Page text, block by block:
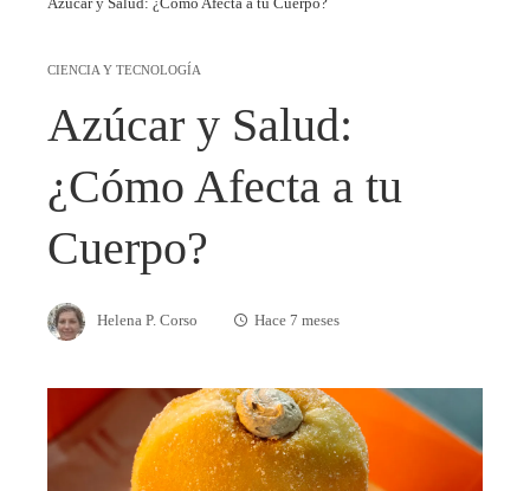
Azúcar y Salud: ¿Cómo Afecta a tu Cuerpo?
CIENCIA Y TECNOLOGÍA
Azúcar y Salud:
¿Cómo Afecta a tu
Cuerpo?
Helena P. Corso Hace 7 meses